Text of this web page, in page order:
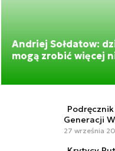
Andriej Sołdatow:
mogą zrobić więcej
Generacji
27 września